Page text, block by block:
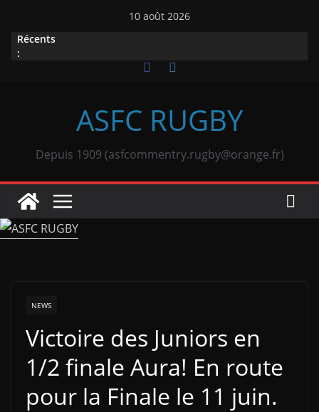
contenu
10 août 2026
Récents
:
ASFC RUGBY
Depuis 1909 (asfcommentry.rugby@orange.fr)
NEWS
Victoire des Juniors en
1/2 finale Aura! En route
pour la Finale le 11 juin.